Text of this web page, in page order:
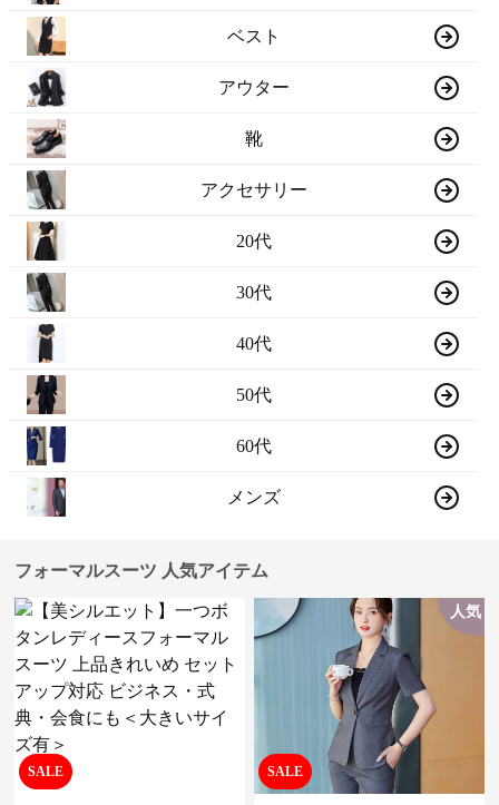
ベスト
アウター
靴
アクセサリー
20代
30代
40代
50代
60代
メンズ
フォーマルスーツ 人気アイテム
SALE SALE
人気